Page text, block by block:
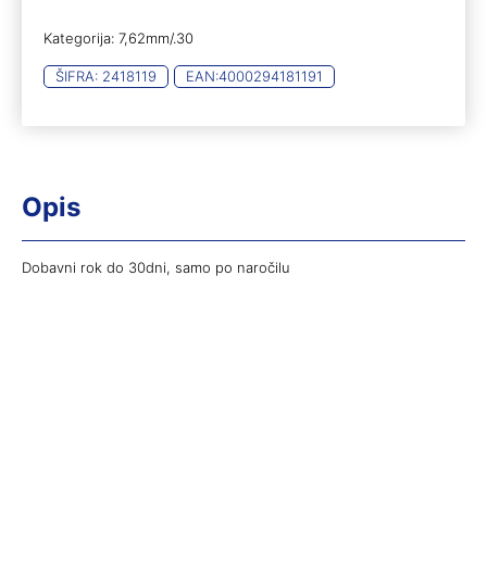
9,0g
količina
Kategorija: 7,62mm/.30
ŠIFRA: 2418119 EAN:4000294181191
Opis
Dobavni rok do 30dni, samo po naročilu